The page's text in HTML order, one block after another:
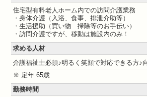
住宅型有料老人ホーム内での訪問介護業務
・身体介護（入浴、食事、排泄介助等）
・生活援助（買い物 掃除等のお手伝い）
・訪問介護ですが、移動は施設内のみ！
求める人材
介護福祉士必須♪明るく笑顔で対応できる方♪
※ 定年 65歳
勤務時間